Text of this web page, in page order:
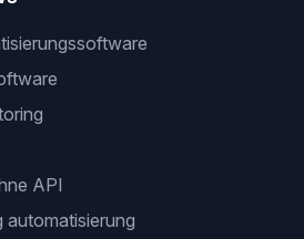
API
automatisierung